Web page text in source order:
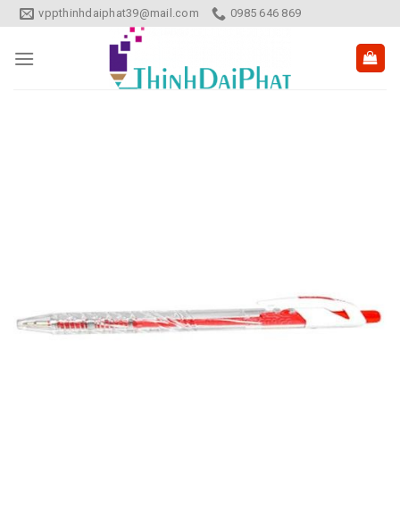
Skip
to
content
vppthinhdaiphat39@mail.com 0985 646 869